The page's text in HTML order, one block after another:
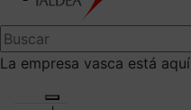
La empresa vasca está aquí